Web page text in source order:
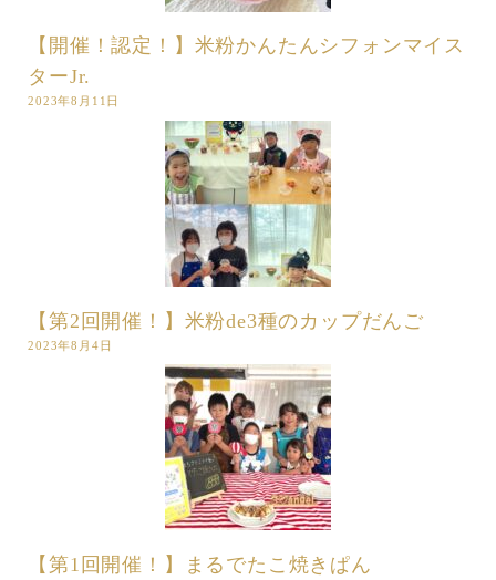
【開催！認定！】米粉かんたんシフォンマイス
ターJr.
2023年8月11日
【第2回開催！】米粉de3種のカップだんご
2023年8月4日
【第1回開催！】まるでたこ焼きぱん